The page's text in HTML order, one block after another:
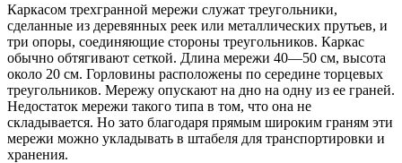
Каркасом трехгранной мережи служат треугольники,
сделанные из деревянных реек или металлических прутьев, и
три опоры, соединяющие стороны треугольников. Каркас
обычно обтягивают сеткой. Длина мережи 40—50 см, высота
около 20 см. Горловины расположены по середине торцевых
треугольников. Мережу опускают на дно на одну из ее граней.
Недостаток мережи такого типа в том, что она не
складывается. Но зато благодаря прямым широким граням эти
мережи можно укладывать в штабеля для транспортировки и
хранения.